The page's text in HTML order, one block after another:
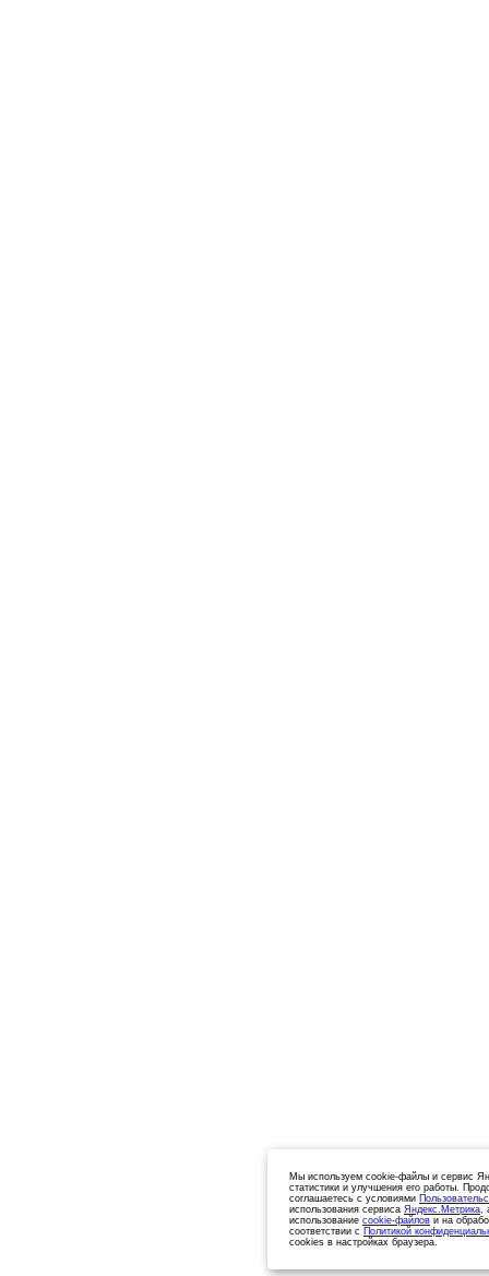
Мы используем cookie-файлы и сервис
статистики и улучшения его работы.
соглашаетесь с условиями
использования сервиса Яндекс.Метрика,
использование cookie-файлов и на
соответствии с Политикой
cookies в настройках браузера.